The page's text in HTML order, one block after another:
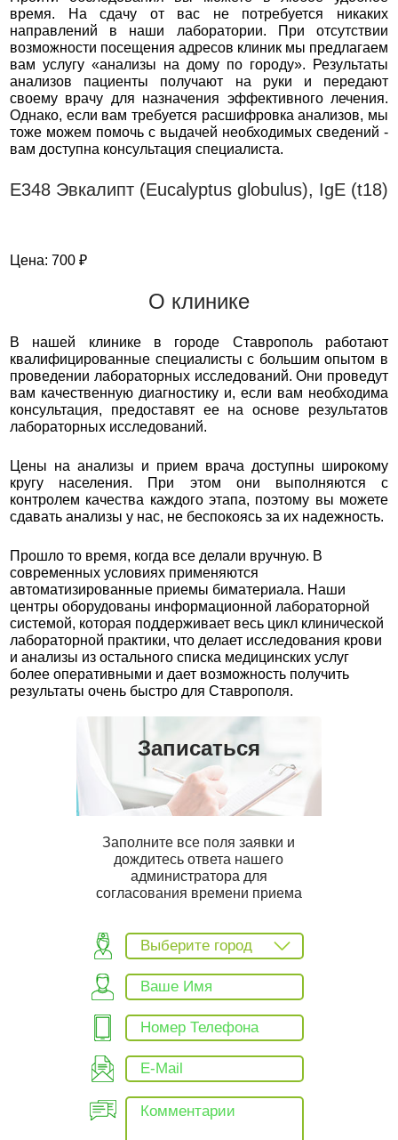
время. На сдачу от вас не потребуется никаких
направлений в наши лаборатории. При отсутствии
возможности посещения адресов клиник мы предлагаем
вам услугу «анализы на дому по городу». Результаты
анализов пациенты получают на руки и передают
своему врачу для назначения эффективного лечения.
Однако, если вам требуется расшифровка анализов, мы
тоже можем помочь с выдачей необходимых сведений -
вам доступна консультация специалиста.
Е348 Эвкалипт (Eucalyptus globulus), IgE (t18)
Цена: 700 ₽
О клинике
В нашей клинике в городе Ставрополь работают
квалифицированные специалисты с большим опытом в
проведении лабораторных исследований. Они проведут
вам качественную диагностику и, если вам необходима
консультация, предоставят ее на основе результатов
лабораторных исследований.
Цены на анализы и прием врача доступны широкому
кругу населения. При этом они выполняются с
контролем качества каждого этапа, поэтому вы можете
сдавать анализы у нас, не беспокоясь за их надежность.
Прошло то время, когда все делали вручную. В
современных условиях применяются
автоматизированные приемы биматериала. Наши
центры оборудованы информационной лабораторной
системой, которая поддерживает весь цикл клинической
лабораторной практики, что делает исследования крови
и анализы из остального списка медицинских услуг
более оперативными и дает возможность получить
результаты очень быстро для Ставрополя.
Записаться
Заполните все поля заявки и
дождитесь ответа нашего
администратора для
согласования времени приема
Выберите город